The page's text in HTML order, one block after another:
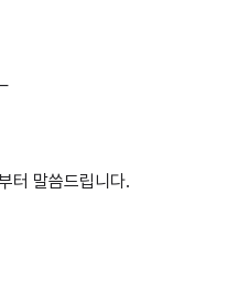
터 말씀드립니다.